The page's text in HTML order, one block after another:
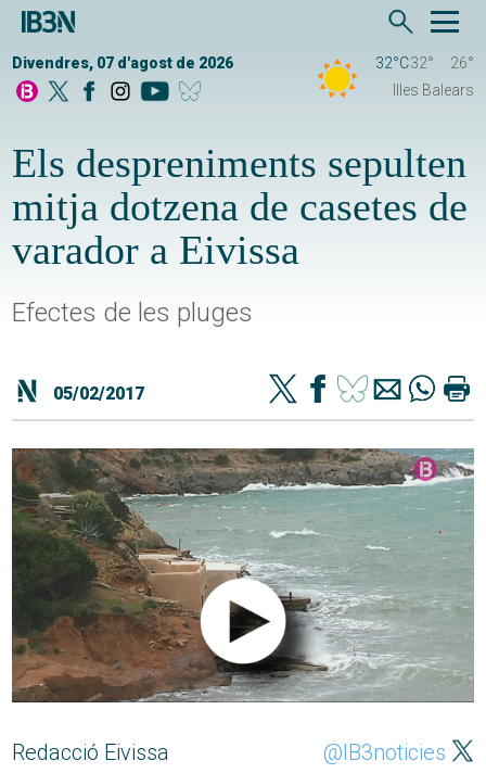
Divendres, 07 d'agost de 2026 32°C32°
26°
Illes Balears
Els despreniments sepulten
mitja dotzena de casetes de
varador a Eivissa
Efectes de les pluges
05/02/2017
Redacció Eivissa @IB3noticies